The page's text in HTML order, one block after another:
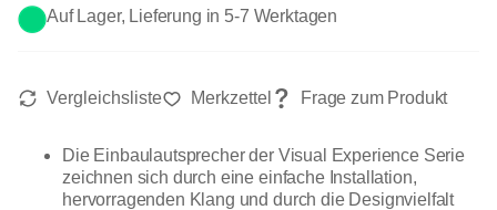
Die Einbaulautsprecher der Visual Experience Serie
zeichnen sich durch eine einfache Installation,
hervorragenden Klang und durch die Designvielfalt
Auf Lager, Lieferung in 5-7 Werktagen